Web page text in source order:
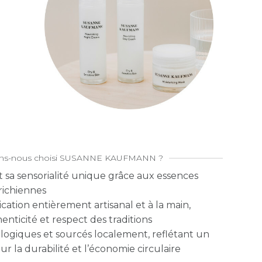
nous choisi SUSANNE KAUFMANN ?
sa sensorialité unique grâce aux essences
entièrement artisanal et à la main,
et respect des traditions
et sourcés localement, reflétant un
la durabilité et l’économie circulaire